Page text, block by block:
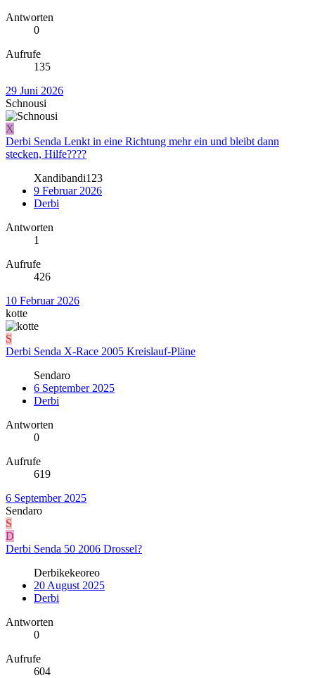
Antworten
0
Aufrufe
135
29 Juni 2026
Schnousi
X
Derbi Senda Lenkt in eine Richtung mehr ein und bleibt dann
stecken, Hilfe????
Xandibandi123
9 Februar 2026
Derbi
Antworten
1
Aufrufe
426
10 Februar 2026
kotte
S
Derbi Senda X-Race 2005 Kreislauf-Pläne
Sendaro
6 September 2025
Derbi
Antworten
0
Aufrufe
619
6 September 2025
Sendaro
S
D
Derbi Senda 50 2006 Drossel?
Derbikekeoreo
20 August 2025
Derbi
Antworten
0
Aufrufe
604